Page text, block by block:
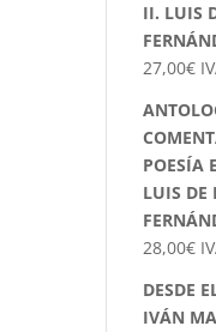
II. LUIS
27,00€
POESÍA
LUIS DE
28,00€
DESDE
IVÁN